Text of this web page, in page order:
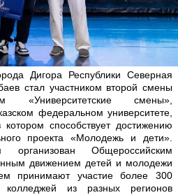
Дигора Республики Северная
стал участником второй смены
«Университетские смены»,
федеральном университете,
способствует достижению
проекта «Молодежь и дети».
Общероссийским
движением детей и молодежи
принимают участие более 300
колледжей из разных регионов